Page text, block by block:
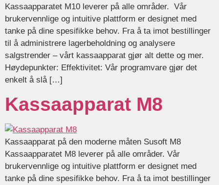
Kassaapparatet M10 leverer på alle områder. Vår
brukervennlige og intuitive plattform er designet med
tanke på dine spesifikke behov. Fra å ta imot bestillinger
til å administrere lagerbeholdning og analysere
salgstrender – vårt kassaapparat gjør alt dette og mer.
Høydepunkter: Effektivitet: Vår programvare gjør det
enkelt å slå […]
Kassaapparat M8
Kassaapparat på den moderne måten Susoft M8
Kassaapparatet M8 leverer på alle områder. Vår
brukervennlige og intuitive plattform er designet med
tanke på dine spesifikke behov. Fra å ta imot bestillinger